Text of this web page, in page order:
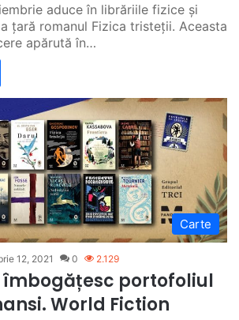
aduce în librăriile fizice și
țară romanul Fizica tristeții. Aceasta
apărută în…
Carte
12, 2021 0 2.129
îmbogățesc portofoliul
World Fiction